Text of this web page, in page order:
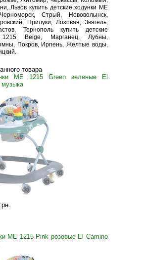
Львов купить детские ходунки ME
Стрый, Нововолынск,
Прилуки, Лозовая, Звягель,
Тернополь купить детские
Beige, Марганец, Лубны,
Покров, Ирпень, Желтые воды,
товара
ME 1215 Green зеленые El
музыка
.
ME 1215 Pink розовые El Camino